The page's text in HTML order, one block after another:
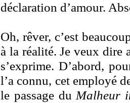
déclaration d’amour.
Oh, rêver, c’est
à la réalité. Je veux dire
s’exprime. D’abord,
l’a connu, cet employé
le passage du Malheur